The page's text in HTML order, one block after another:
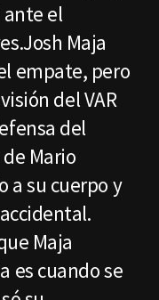
ante el
Maja
empate, pero
del VAR
del
Mario
a su cuerpo y
Maja
es cuando se